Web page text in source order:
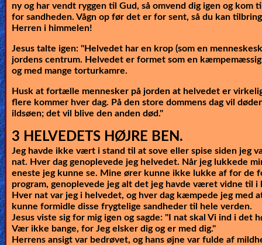
ny og har vendt ryggen til Gud, så omvend dig igen og kom
for sandheden. Vågn op før det er for sent, så du kan
Herren i himmelen!
Jesus talte igen: "Helvedet har en krop (som en
jordens centrum. Helvedet er formet som en
og med mange torturkamre.
Husk at fortælle mennesker på jorden at helvedet er
flere kommer hver dag. På den store dommens dag vil
ildsøen; det vil blive den anden død."
3 HELVEDETS HØJRE BEN.
Jeg havde ikke vært i stand til at sove eller spise siden jeg
nat. Hver dag genoplevede jeg helvedet. Når jeg lukkede
eneste jeg kunne se. Mine ører kunne ikke lukke af for de
program, genoplevede jeg alt det jeg havde været vidne til i
Hver nat var jeg i helvedet, og hver dag kæmpede jeg med
kunne formidle disse frygtelige sandheder til hele verden.
Jesus viste sig for mig igen og sagde: "I nat skal Vi ind i det
Vær ikke bange, for Jeg elsker dig og er med dig."
Herrens ansigt var bedrøvet, og hans øjne var fulde af